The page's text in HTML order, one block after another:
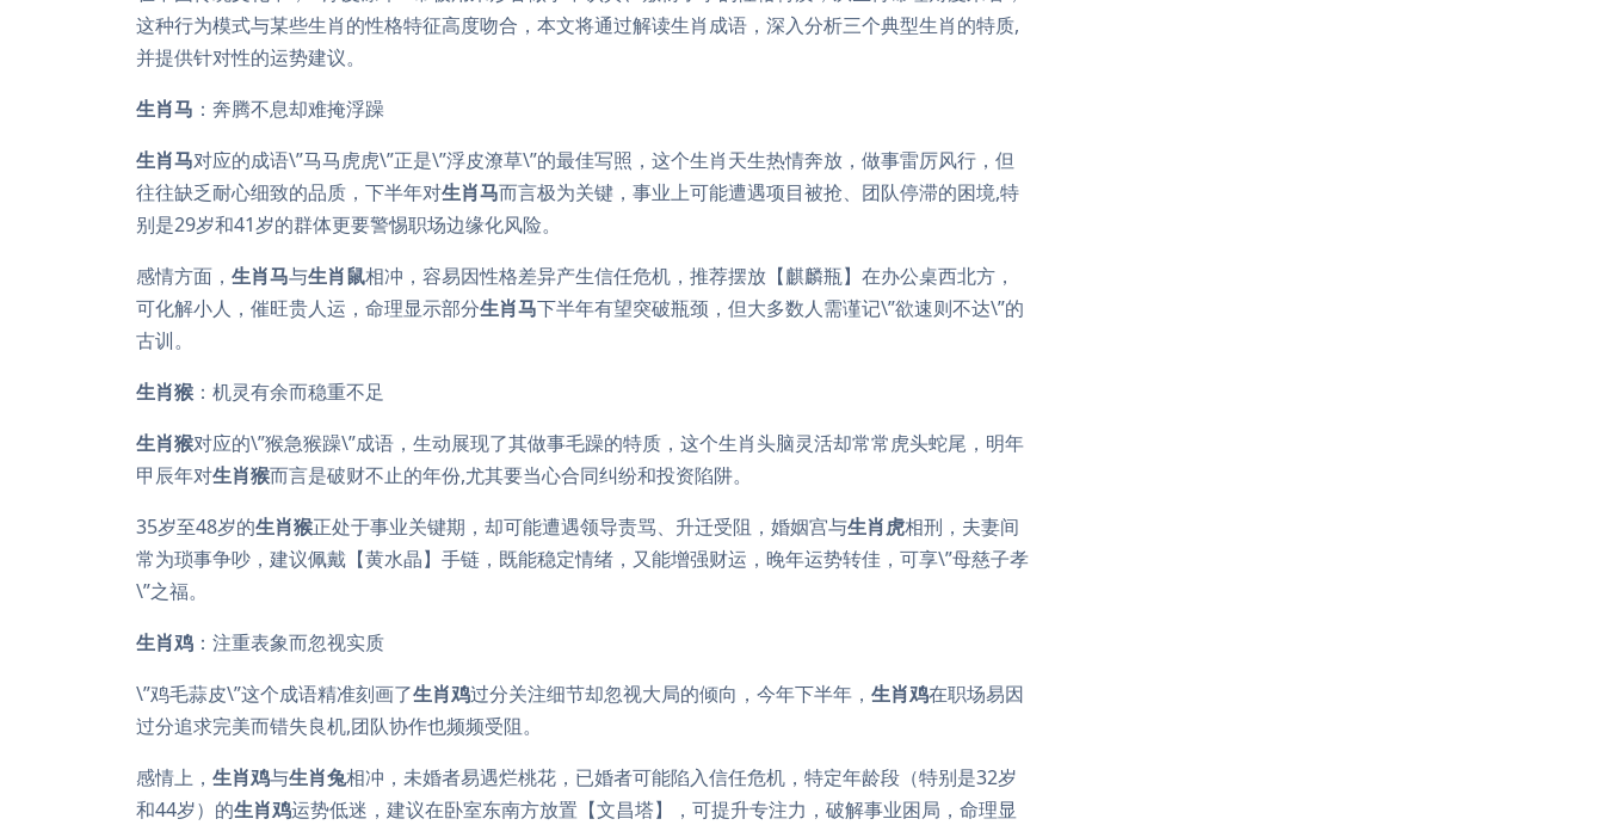
这种行为模式与某些生肖的性格特征高度吻合，本文将通过解读生肖成语，深入分析三个典型生肖的特质,
并提供针对性的运势建议。
生肖马 ：奔腾不息却难掩浮躁
生肖马对应的成语\”马马虎虎\”正是\”浮皮潦草\”的最佳写照，这个生肖天生热情奔放，做事雷厉风行，但
往往缺乏耐心细致的品质，下半年对生肖马而言极为关键，事业上可能遭遇项目被抢、团队停滞的困境,特
别是29岁和41岁的群体更要警惕职场边缘化风险。
感情方面， 生肖马与生肖鼠相冲，容易因性格差异产生信任危机，推荐摆放【麒麟瓶】在办公桌西北方，
可化解小人，催旺贵人运，命理显示部分生肖马下半年有望突破瓶颈，但大多数人需谨记\”欲速则不达\”的
古训。
生肖猴 ：机灵有余而稳重不足
生肖猴对应的\”猴急猴躁\”成语，生动展现了其做事毛躁的特质，这个生肖头脑灵活却常常虎头蛇尾，明年
甲辰年对生肖猴而言是破财不止的年份,尤其要当心合同纠纷和投资陷阱。
35岁至48岁的生肖猴正处于事业关键期，却可能遭遇领导责骂、升迁受阻，婚姻宫与生肖虎相刑，夫妻间
常为琐事争吵，建议佩戴【黄水晶】手链，既能稳定情绪，又能增强财运，晚年运势转佳，可享\”母慈子孝
\”之福。
生肖鸡 ：注重表象而忽视实质
\”鸡毛蒜皮\”这个成语精准刻画了生肖鸡过分关注细节却忽视大局的倾向，今年下半年， 生肖鸡在职场易因
过分追求完美而错失良机,团队协作也频频受阻。
感情上， 生肖鸡与生肖兔相冲，未婚者易遇烂桃花，已婚者可能陷入信任危机，特定年龄段（特别是32岁
和44岁）的生肖鸡运势低迷，建议在卧室东南方放置【文昌塔】，可提升专注力，破解事业困局，命理显